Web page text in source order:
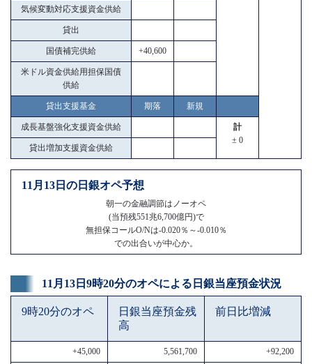
気候変動対応支援資金供給
貸出
国債補完供給 +40,600
米ドル資金供給用担保国債
供給
貸出支援基金 期落 新規
成長基盤強化支援資金供給
計
± 0
貸出増加支援資金供給
11月13日の日銀オペ予想
朝一の金融調節はノーオペ
(当預残551兆6,700億円)で
無担保コールO/Nは-0.020％～-0.010％
での出合いが中心か。
11月13日9時20分のオペによる日銀当座預金状況
9時20分のオペ
日銀当座預金残
高
前日比増減
+45,000 5,561,700 +92,200